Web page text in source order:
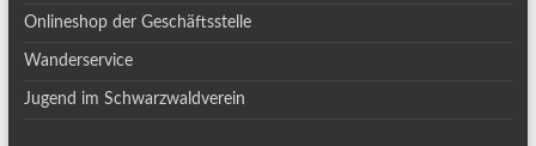
Onlineshop der Geschäftsstelle
Wanderservice
Jugend im Schwarzwaldverein